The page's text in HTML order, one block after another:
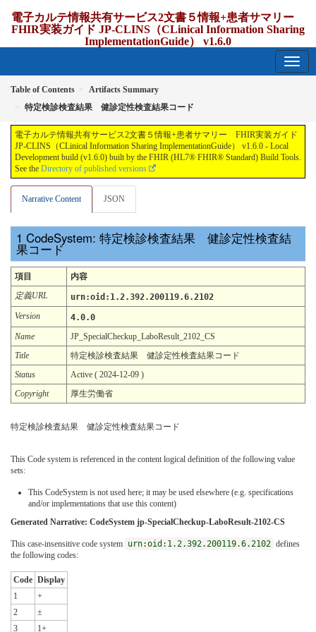
電子カルテ情報共有サービス2文書５情報+患者サマリー
FHIR実装ガイド JP-CLINS（CLinical Information Sharing
ImplementationGuide） v1.6.0
Table of Contents
Artifacts Summary
特定検診検査結果 健診定性検査結果コード
電子カルテ情報共有サービス2文書５情報+患者サマリー FHIR実装ガイド
JP-CLINS（CLinical Information Sharing ImplementationGuide） v1.6.0 - Local
Development build (v1.6.0) built by the FHIR (HL7® FHIR® Standard) Build Tools.
See the Directory of published versions
Narrative Content JSON
CodeSystem: 特定検診検査結果 健診定性検査結
果コード
項目
内容
定義URL
urn:oid:1.2.392.200119.6.2102
Version
4.0.0
Name
JP_SpecialCheckup_LaboResult_2102_CS
Title
特定検診検査結果 健診定性検査結果コード
Status
Active ( 2024-12-09 )
Copyright
厚生労働省
特定検診検査結果 健診定性検査結果コード
This Code system is referenced in the content logical definition of the following value
sets:
This CodeSystem is not used here; it may be used elsewhere (e.g. specifications
and/or implementations that use this content)
Generated Narrative: CodeSystem jp-SpecialCheckup-LaboResult-2102-CS
This case-insensitive code system urn:oid:1.2.392.200119.6.2102 defines
the following codes:
Code Display
1
+
2
±
3
1+